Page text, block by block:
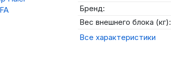
Бренд:
Вес внешнего блока (кг):
Все характеристики